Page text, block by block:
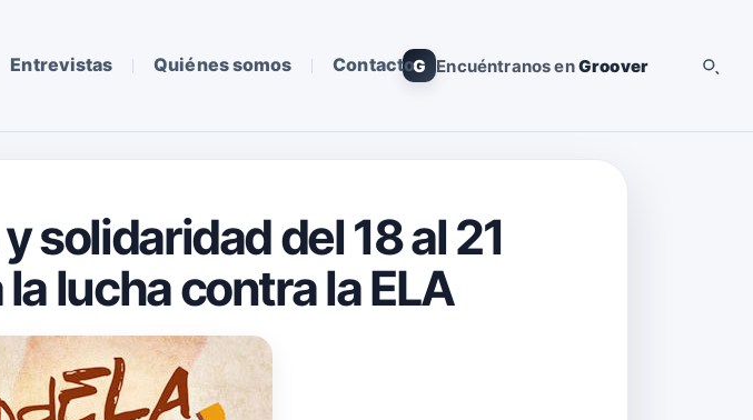
Entrevistas Quiénes somos ContactoG Encuéntranos enGroover
solidaridad del 18 al 21
lucha contra la ELA